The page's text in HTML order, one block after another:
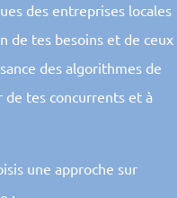
des entreprises locales
de tes besoins et de ceux
des algorithmes de
de tes concurrents et à
une approche sur